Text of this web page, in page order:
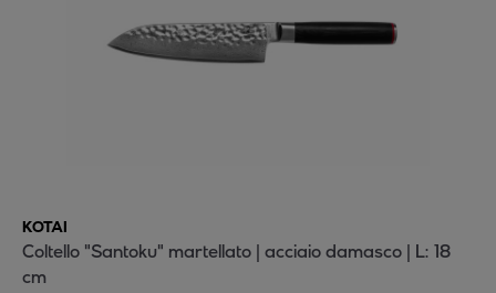
KOTAI
Coltello "Santoku" martellato | acciaio damasco | L: 18
cm